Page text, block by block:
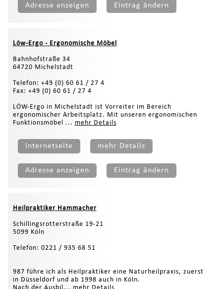
Adresse anzeigen Eintrag ändern
Löw-Ergo - Ergonomische Möbel
Bahnhofstraße 34
64720 Michelstadt
Telefon: +49 (0) 60 61 / 27 4
Fax: +49 (0) 60 61 / 27 4
LÖW-Ergo in Michelstadt ist Vorreiter im Bereich
ergonomischer Arbeitsplatz. Mit unseren ergonomischen
Funktionsmöbel ... mehr Details
Internetseite mehr Details
Adresse anzeigen Eintrag ändern
Heilpraktiker Hammacher
Schillingsrotterstraße 19-21
5099 Köln
Telefon: 0221 / 935 68 51
987 führe ich als Heilpraktiker eine Naturheilpraxis, zuerst
in Düsseldorf und ab 1998 auch in Köln.